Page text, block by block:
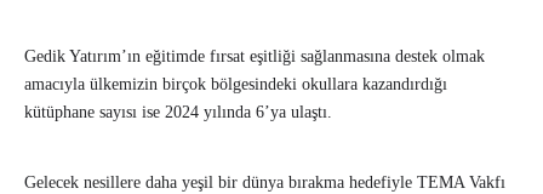
Gedik Yatırım’ın eğitimde fırsat eşitliği sağlanmasına destek olmak
amacıyla ülkemizin birçok bölgesindeki okullara kazandırdığı
kütüphane sayısı ise 2024 yılında 6’ya ulaştı.
Gelecek nesillere daha yeşil bir dünya bırakma hedefiyle TEMA Vakfı